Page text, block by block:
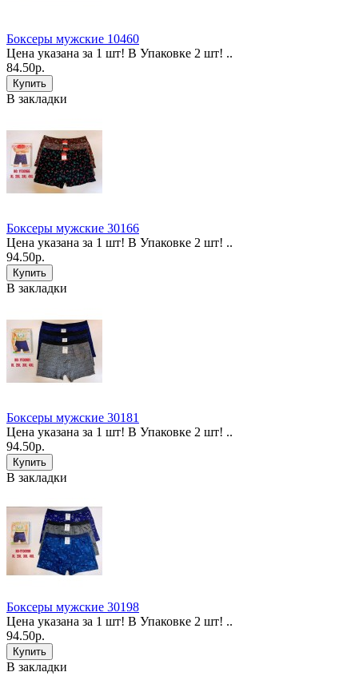
Боксеры мужские 10460
Цена указана за 1 шт! В Упаковке 2 шт! ..
84.50р.
В закладки
Боксеры мужские 30166
Цена указана за 1 шт! В Упаковке 2 шт! ..
94.50р.
В закладки
Боксеры мужские 30181
Цена указана за 1 шт! В Упаковке 2 шт! ..
94.50р.
В закладки
Боксеры мужские 30198
Цена указана за 1 шт! В Упаковке 2 шт! ..
94.50р.
В закладки